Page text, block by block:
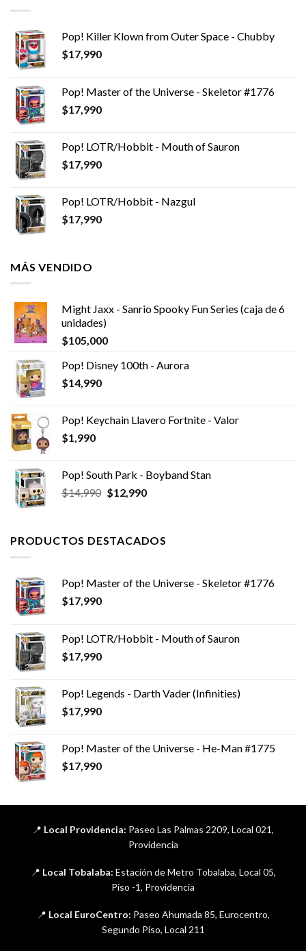
Pop! Killer Klown from Outer Space - Chubby
$17,990
Pop! Master of the Universe - Skeletor #1776
$17,990
Pop! LOTR/Hobbit - Mouth of Sauron
$17,990
Pop! LOTR/Hobbit - Nazgul
$17,990
MÁS VENDIDO
Might Jaxx - Sanrio Spooky Fun Series (caja de 6
unidades)
$105,000
Pop! Disney 100th - Aurora
$14,990
Pop! Keychain Llavero Fortnite - Valor
$1,990
Pop! South Park - Boyband Stan
$14,990 El
era:
$14,990.
$12,990El
es:
$12,990.
PRODUCTOS DESTACADOS
Pop! Master of the Universe - Skeletor #1776
$17,990
Pop! LOTR/Hobbit - Mouth of Sauron
$17,990
Pop! Legends - Darth Vader (Infinities)
$17,990
Pop! Master of the Universe - He-Man #1775
$17,990
📍 Local Providencia: Paseo Las Palmas 2209, Local 021,
Providencia
📍 Local Tobalaba: Estación de Metro Tobalaba, Local 05,
Piso -1, Providencia
📍 Local EuroCentro: Paseo Ahumada 85, Eurocentro,
Segundo Piso, Local 211